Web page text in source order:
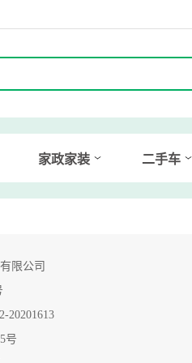
家政家装 二手车
限公司
20201613
号